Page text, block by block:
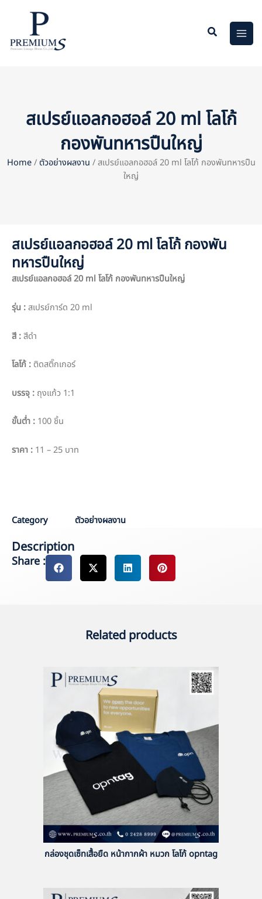
สเปรย์แอลกอฮอล์ 20 ml โลโก้
กองพันทหารปืนใหญ่
Home/ ตัวอย่างผลงาน / สเปรย์แอลกอฮอล์ 20 ml โลโก้ กองพันทหารปืน
ใหญ่
สเปรย์แอลกอฮอล์ 20 ml โลโก้ กองพัน
ทหารปืนใหญ่
สเปรย์แอลกอฮอล์ 20 ml โลโก้ กองพันทหารปืนใหญ่
รุ่น :สเปรย์การ์ด 20 ml
สี :สีดำ
โลโก้ : ติดสติ๊กเกอร์
บรรจุ : ถุงแก้ว 1:1
ขั้นต่ำ : 100 ชิ้น
ราคา : 11 – 25 บาท
Category ตัวอย่างผลงาน
Description
Share :
Related products
กล่องชุดเซ็ทเสื้อยืด หน้ากากผ้า หมวก โลโก้ opntag